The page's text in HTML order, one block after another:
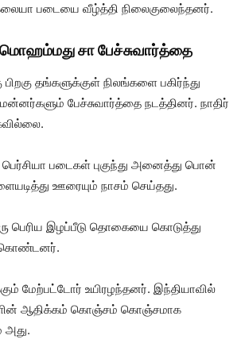
படையை வீழ்த்தி நிலைகுலைந்தனர்.
மொஹம்மது சா பேச்சுவார்த்தை
தங்களுக்குள் நிலங்களை பகிர்ந்து
பேச்சுவார்த்தை நடத்தினர். நாதிர்
படைகள் புகுந்து அனைத்து பொன்
ஊரையும் நாசம் செய்தது.
பெரிய இழப்பீடு தொகையை கொடுத்து
மேற்பட்டோர் உயிரழந்தனர். இந்தியாவில்
ஆதிக்கம் கொஞ்சம் கொஞ்சமாக
அது.